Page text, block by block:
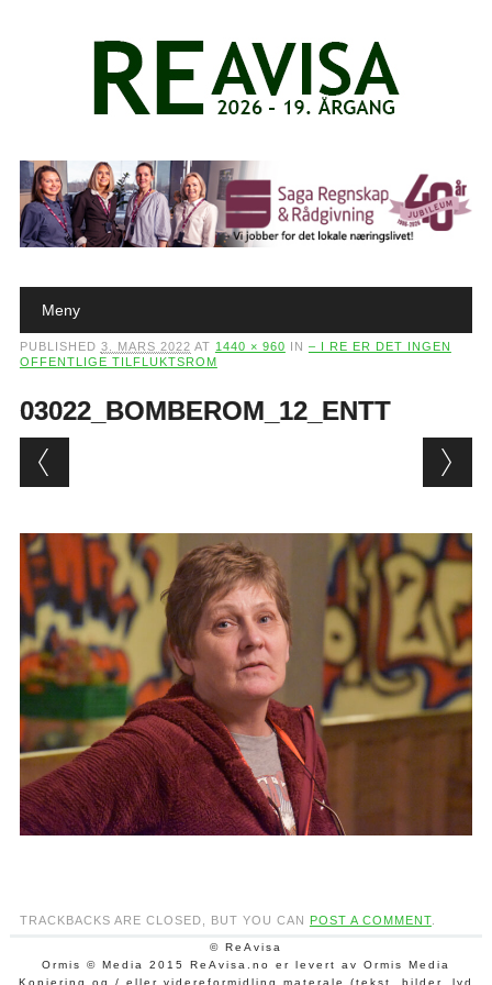
Main menu
Meny
PUBLISHED 3. MARS 2022 AT 1440 × 960 IN – I RE ER DET INGEN
OFFENTLIGE TILFLUKTSROM
03022_BOMBEROM_12_ENTT
TRACKBACKS ARE CLOSED, BUT YOU CAN POST A COMMENT.
© ReAvisa
Ormis © Media 2015 ReAvisa.no er levert av Ormis Media
Kopiering og / eller videreformidling materale (tekst, bilder, lyd